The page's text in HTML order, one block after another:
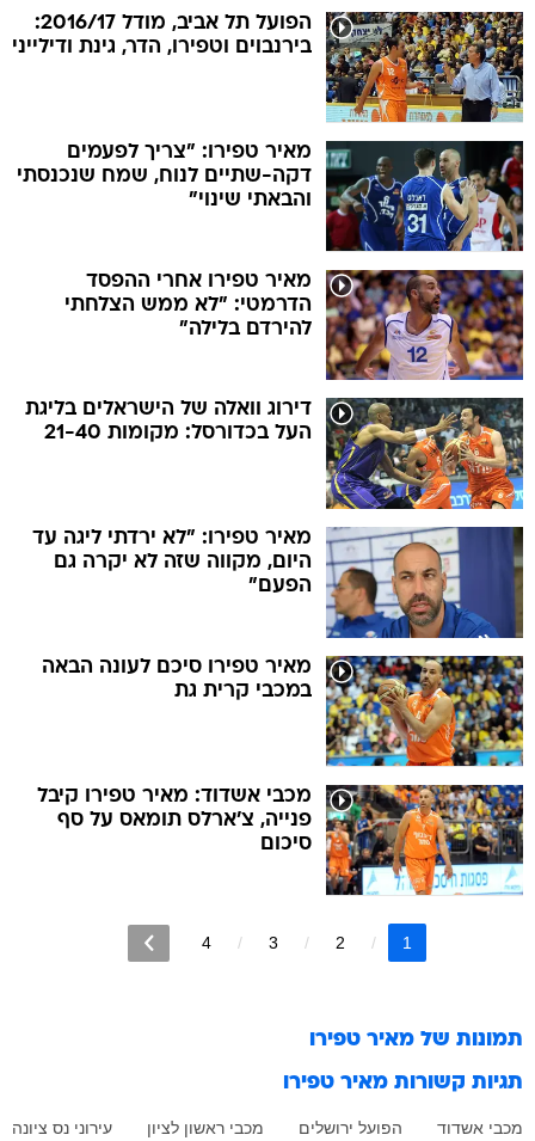
הפועל תל אביב, מודל 2016/17:
בירנבוים וטפירו, הדר, גינת ודילייני
מאיר טפירו: "צריך לפעמים
דקה-שתיים לנוח, שמח שנכנסתי
והבאתי שינוי"
מאיר טפירו אחרי ההפסד
הדרמטי: "לא ממש הצלחתי
להירדם בלילה"
דירוג וואלה של הישראלים בליגת
העל בכדורסל: מקומות 21-40
מאיר טפירו: "לא ירדתי ליגה עד
היום, מקווה שזה לא יקרה גם
הפעם"
מאיר טפירו סיכם לעונה הבאה
במכבי קרית גת
מכבי אשדוד: מאיר טפירו קיבל
פנייה, צ'ארלס תומאס על סף
סיכום
1
2
3
4
תמונות של מאיר טפירו
תגיות קשורות מאיר טפירו
מכבי אשדוד הפועל ירושלים מכבי ראשון לציון
עירוני נס ציונה